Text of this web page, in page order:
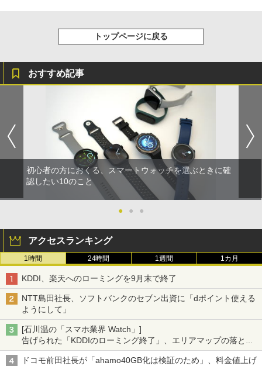
トップページに戻る
おすすめ記事
初心者の方におくる、スマートウォッチを選ぶときに確
認したい10のこと
● ● ●
アクセスランキング
1時間 24時間 1週間 1カ月
KDDI、楽天へのローミングを9月末で終了
NTT島田社長、ソフトバンクのセブン出資に「dポイント使える
ようにして」
[石川温の「スマホ業界 Watch」]
告げられた「KDDIのローミング終了」、エリアマップの落とし
穴と楽天モバイルの課題
ドコモ前田社長が「ahamo40GB化は検証のため」、料金値上げ